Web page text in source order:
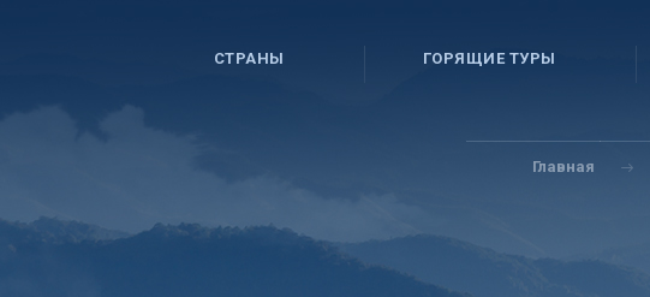
СТРАНЫ ГОРЯЩИЕ ТУРЫ
Вы
здесь
Главная